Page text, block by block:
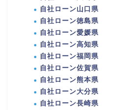
自社ローン山口県
自社ローン徳島県
自社ローン愛媛県
自社ローン高知県
自社ローン福岡県
自社ローン佐賀県
自社ローン熊本県
自社ローン大分県
自社ローン長崎県